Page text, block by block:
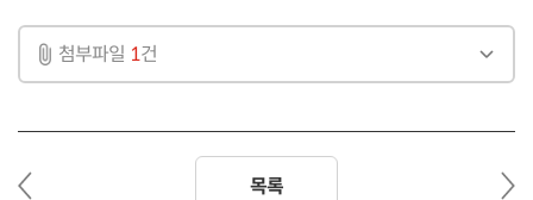
첨부파일 1건
목록